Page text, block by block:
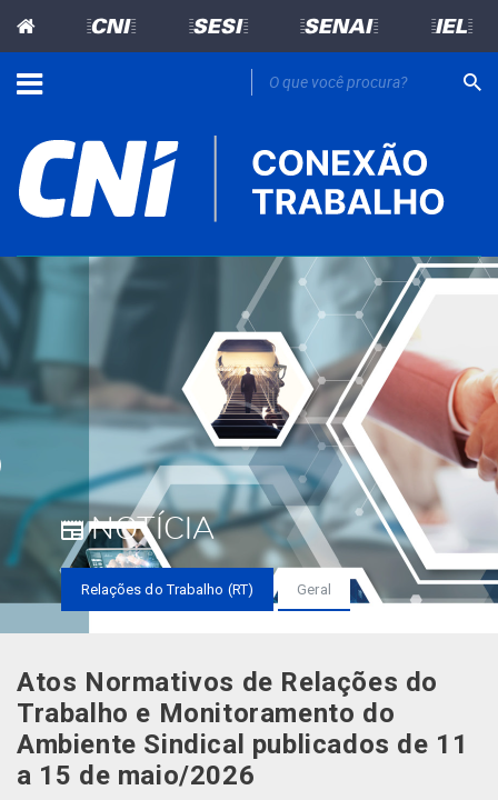
=CNI= =SESI= =SENAI= =IEL=
NOTÍCIA
Relações do Trabalho (RT) Geral
Atos Normativos de Relações do
Trabalho e Monitoramento do
Ambiente Sindical publicados de 11
a 15 de maio/2026